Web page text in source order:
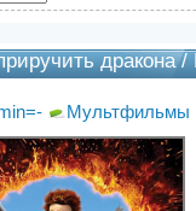
дракона
Мультфильмы